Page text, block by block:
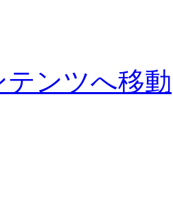
テンツへ移動